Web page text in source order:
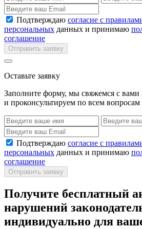
Подтверждаю согласие с
персональных данных и принимаю
соглашение
Отправить заявку
Оставьте заявку
Заполните форму, мы свяжемся с вами
и проконсультируем по всем вопросам
Подтверждаю согласие с
персональных данных и принимаю
соглашение
Отправить заявку
Получите бесплатный
нарушений
индивидуально для